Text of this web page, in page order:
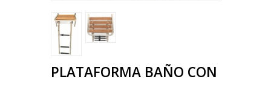
PLATAFORMA BAÑO CON